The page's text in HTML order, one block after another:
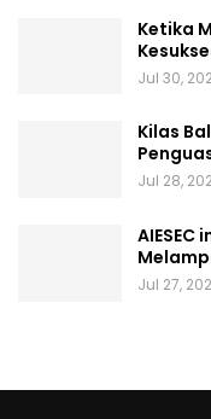
Ketika
Jul 30,
Kilas
Jul 28,
Jul 27,